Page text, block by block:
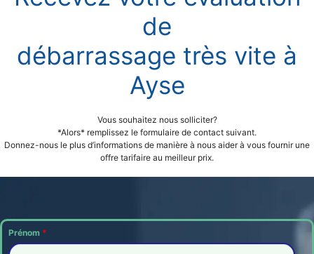
de
débarrassage très vite à
Ayse
Vous souhaitez nous solliciter?
*Alors* remplissez le formulaire de contact suivant.
Donnez-nous le plus d’informations de manière à nous aider à vous fournir une
offre tarifaire au meilleur prix.
Prénom *